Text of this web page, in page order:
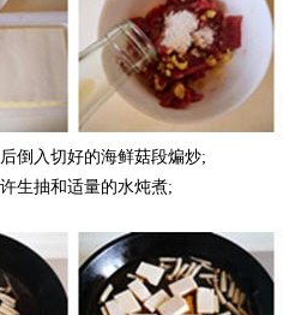
倒入切好的海鲜菇段煸炒;
生抽和适量的水炖煮;